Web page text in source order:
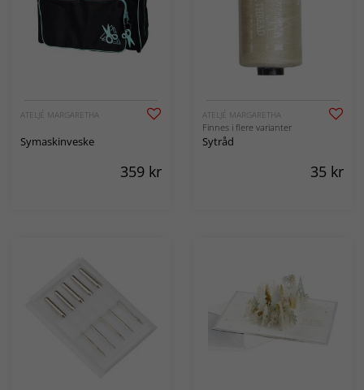
ATELJÉ MARGARETHA
Symaskinveske
359 kr
ATELJÉ MARGARETHA
Finnes i flere varianter
Sytråd
35 kr